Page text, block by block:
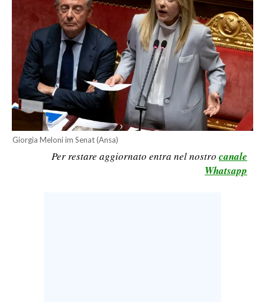
ALTRI SPORT
CULTURA
SPETTACOLI
GOSSIP
SARDI NEL MONDO
NOTIZIE
Giorgia Meloni im Senat (Ansa)
Per restare aggiornato entra nel nostro canale
Whatsapp